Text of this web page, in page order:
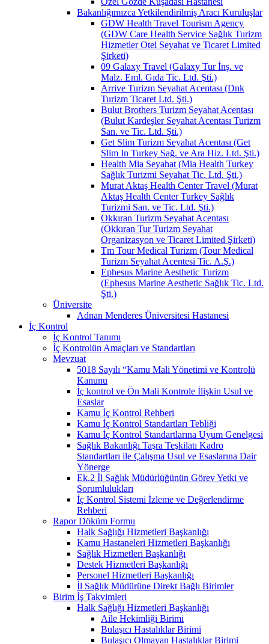
Bakanlığımızca Yetkilendirilmiş Aracı Kuruluşlar
GDW Health Travel Tourism Agency
(GDW Care Health Service Sağlık Turizm
Hizmetler Otel Seyahat ve Ticaret Limited
Şirketi)
09 Galaxy Travel (Galaxy Tur İnş. ve
Malz. Eml. Gıda Tic. Ltd. Şti.)
Arrive Turizm Seyahat Acentası (Dnk
Turizm Ticaret Ltd. Şti.)
Bulut Brothers Turizm Seyahat Acentası
(Bulut Kardeşler Seyahat Acentası Turizm
San. ve Tic. Ltd. Şti.)
Get Slim Turizm Seyahat Acentası (Get
Slim In Turkey Sağ. ve Ara Hiz. Ltd. Şti.)
Health Mia Seyahat (Mia Health Turkey
Sağlık Turizmi Seyahat Tic. Ltd. Şti.)
Murat Aktaş Health Center Travel (Murat
Aktaş Health Center Turkey Sağlık
Turizmi San. ve Tic. Ltd. Şti.)
Okkıran Turizm Seyahat Acentası
(Okkıran Tur Turizm Seyahat
Organizasyon ve Ticaret Limited Şirketi)
Tm Tour Medical Turizm (Tour Medical
Turizm Seyahat Acentesi Tic. A.Ş.)
Ephesus Marine Aesthetic Turizm
(Ephesus Marine Aesthetic Sağlık Tic. Ltd.
Şti.)
Üniversite
Adnan Menderes Üniversitesi Hastanesi
İç Kontrol
İç Kontrol Tanımı
İç Kontrolün Amaçları ve Standartları
Mevzuat
5018 Sayılı “Kamu Mali Yönetimi ve Kontrolü
Kanunu
İç kontrol ve Ön Mali Kontrole İlişkin Usul ve
Esaslar
Kamu İç Kontrol Rehberi
Kamu İç Kontrol Standartları Tebliği
Kamu İç Kontrol Standartlarına Uyum Genelgesi
Sağlık Bakanlığı Taşra Teşkilatı Kadro
Standartları ile Çalışma Usul ve Esaslarına Dair
Yönerge
Ek.2 İl Sağlık Müdürlüğünün Görev Yetki ve
Sorumlulukları
İç Kontrol Sistemi İzleme ve Değerlendirme
Rehberi
Rapor Döküm Formu
Halk Sağlığı Hizmetleri Başkanlığı
Kamu Hastaneleri Hizmetleri Başkanlığı
Sağlık Hizmetleri Başkanlığı
Destek Hizmetleri Başkanlığı
Personel Hizmetleri Başkanlığı
İl Sağlık Müdürüne Direkt Bağlı Birimler
Birim İş Takvimleri
Halk Sağlığı Hizmetleri Başkanlığı
Aile Hekimliği Birimi
Bulaşıcı Hastalıklar Birimi
Bulaşıcı Olmayan Hastalıklar Birimi